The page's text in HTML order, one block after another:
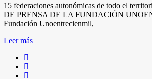
15 federaciones autonómicas de todo el
DE PRENSA DE LA FUNDACIÓN
Fundación Unoentrecienmil,
Leer más